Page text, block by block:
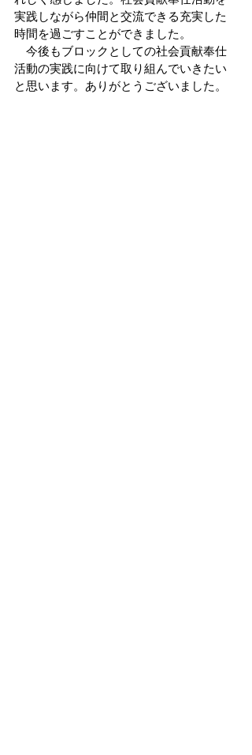
実践しながら仲間と交流できる充実した
時間を過ごすことができました。
今後もブロックとしての社会貢献奉仕
活動の実践に向けて取り組んでいきたい
と思います。ありがとうございました。